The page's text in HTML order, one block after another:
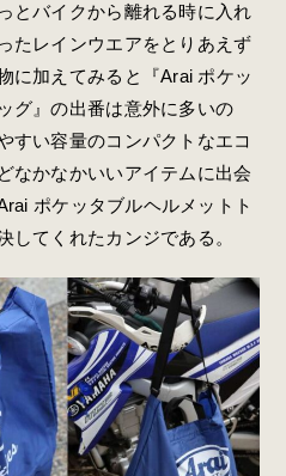
とバイクから離れる時に入れ
たレインウエアをとりあえず
加えてみると『Arai ポケッ
グ』の出番は意外に多いの
すい容量のコンパクトなエコ
なかなかいいアイテムに出会
ポケッタブルヘルメットト
してくれたカンジである。